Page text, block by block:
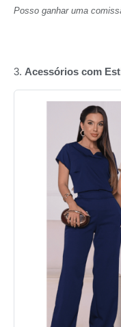
Posso ganhar uma
3. Acessórios com